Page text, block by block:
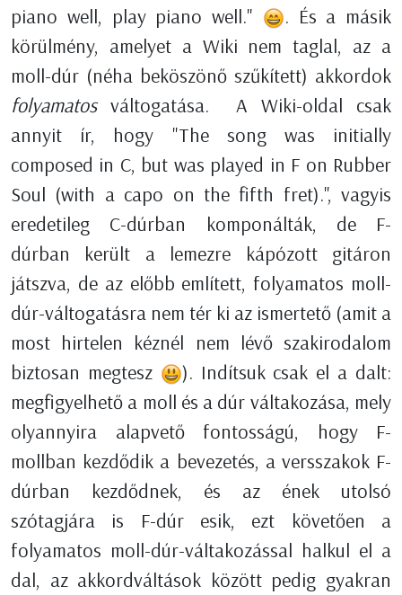
piano well, play piano well."
. És a másik
körülmény, amelyet a Wiki nem taglal, az a
moll-dúr (néha beköszönő szűkített) akkordok
folyamatosváltogatása. A Wiki-oldal csak
annyit ír, hogy "The song was initially
composed in C, but was played in F on Rubber
Soul (with a capo on the fifth fret).", vagyis
eredetileg C-dúrban komponálták, de F-
dúrban került a lemezre kápózott gitáron
játszva, de az előbb említett, folyamatos moll-
dúr-váltogatásra nem tér ki az ismertető (amit a
most hirtelen kéznél nem lévő szakirodalom
biztosan megtesz
). Indítsuk csak el a dalt:
megfigyelhető a moll és a dúr váltakozása, mely
olyannyira alapvető fontosságú, hogy F-
mollban kezdődik a bevezetés, a versszakok F-
dúrban kezdődnek, és az ének utolsó
szótagjára is F-dúr esik, ezt követően a
folyamatos moll-dúr-váltakozással halkul el a
dal, az akkordváltások között pedig gyakran